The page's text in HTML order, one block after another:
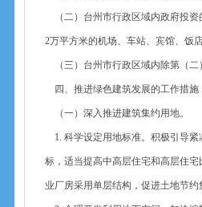
（二）台州市行政区域内政府投资
2万平方米的机场、车站、宾馆、饭
（三）台州市行政区域内除第（二
四、推进绿色建筑发展的工作措施
（一）深入推进建筑集约用地。
1. 科学设定用地标准。积极引导紧
标，适当提高中高层住宅和高层住
业厂房采用单层结构，促进土地节约